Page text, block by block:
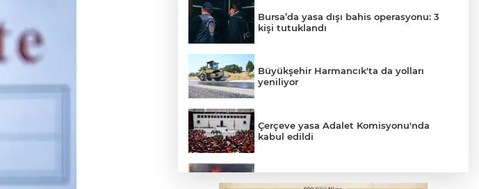
Bursa’da yasa dışı bahis operasyonu: 3
kişi tutuklandı
Büyükşehir Harmancık'ta da yolları
yeniliyor
Çerçeve yasa Adalet Komisyonu'nda
kabul edildi